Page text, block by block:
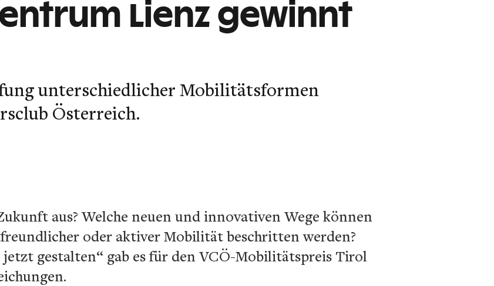
Lienz gewinnt
unterschiedlicher Mobilitätsformen
Österreich.
aus? Welche neuen und innovativen Wege können
oder aktiver Mobilität beschritten werden?
gestalten“ gab es für den VCÖ-Mobilitätspreis Tirol